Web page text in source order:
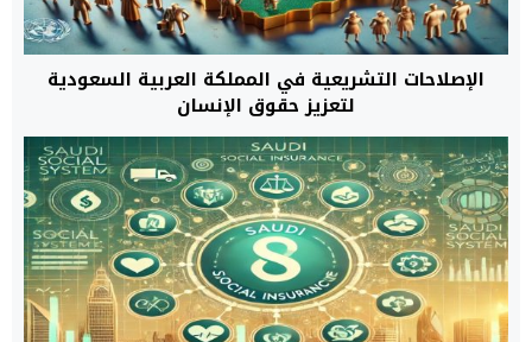
الإصلاحات التشريعية في المملكة العربية السعودية
لتعزيز حقوق الإنسان